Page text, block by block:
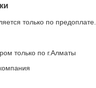
только по предоплате.
только по г.Алматы